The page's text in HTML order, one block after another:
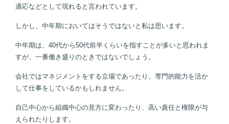
適応などとして現れると言われています。
しかし、中年期においてはそうではないと私は思います。
中年期は、40代から50代前半くらいを指すことが多いと思われま
すが、一番働き盛りのときではないでしょう。
会社ではマネジメントをする立場であったり、専門的能力を活か
して仕事をしているかもしれません。
自己中心から組織中心の見方に変わったり、高い責任と権限が与
えられたりします。